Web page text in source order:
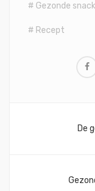
Gezonde
Recept
De